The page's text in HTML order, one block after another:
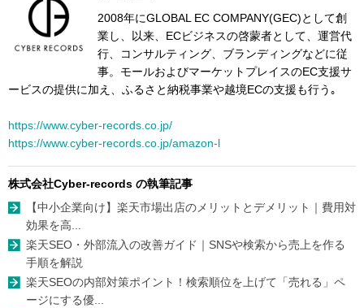
2008年にGLOBAL EC COMPANY(GEC)として創
業し、以来、ECビジネスの啓蒙者として、運営代
行、コンサルティング、ブランディングなどに従
事。モールおよびマーケットプレイスのEC支援サ
ービスの提供に加え、ふるさと納税事業や越境ECの支援も行う｡
https://www.cyber-records.co.jp/
https://www.cyber-records.co.jp/amazon-l
株式会社Cyber-records の執筆記事
【中小企業向け】楽天市場出店のメリットとデメリット｜費用対
効果を高...
楽天SEO・外部流入の改善ガイド｜SNSや検索から売上を作る
手順を解説
楽天SEOの内部対策ポイント！検索順位を上げて「売れる」ペ
ージにする優...